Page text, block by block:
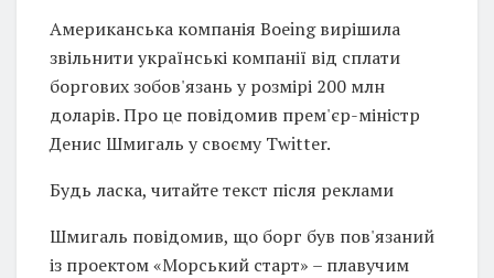
Американська компанія Boeing вирішила
звільнити українські компанії від сплати
боргових зобов'язань у розмірі 200 млн
доларів. Про це повідомив прем'єр-міністр
Денис Шмигаль у своєму Twitter.
Будь ласка, читайте текст після реклами
Шмигаль повідомив, що борг був пов'язаний
із проектом «Морський старт» – плавучим